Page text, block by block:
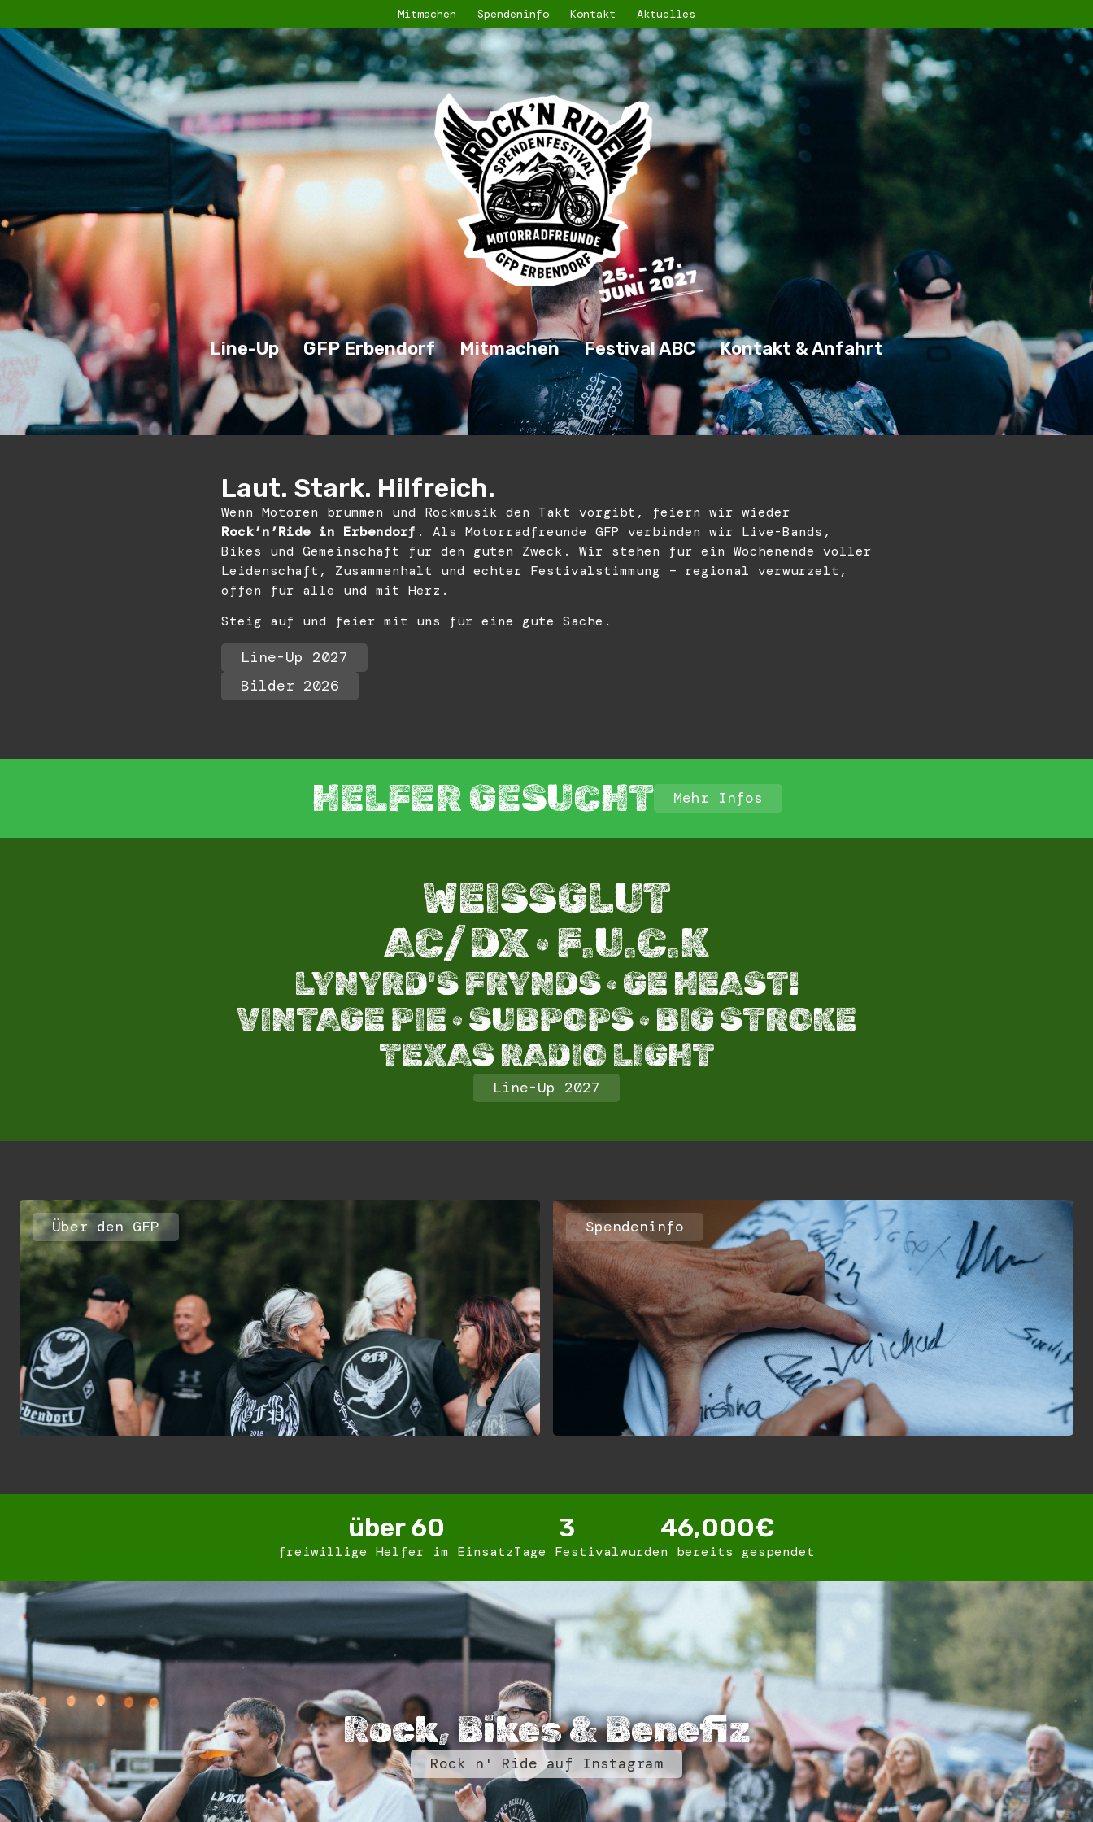
Mitmachen Spendeninfo Kontakt Aktuelles
Line-Up GFP Erbendorf Mitmachen Festival ABC Kontakt & Anfahrt
Laut. Stark. Hilfreich.
Wenn Motoren brummen und Rockmusik den Takt vorgibt, feiern wir wieder
Rock’n’Ride in Erbendorf . Als Motorradfreunde GFP verbinden wir Live-Bands,
Bikes und Gemeinschaft für den guten Zweck. Wir stehen für ein Wochenende voller
Leidenschaft, Zusammenhalt und echter Festivalstimmung – regional verwurzelt,
offen für alle und mit Herz.
Steig auf und feier mit uns für eine gute Sache.
Line-Up 2027
Bilder 2026
HELFER GESUCHT Mehr Infos
WEISSGLUT
AC/DX · F.U.C.K
LYNYRD'S FRYNDS · GE HEAST!
VINTAGE PIE · SUBPOPS · BIG STROKE​
TEXAS RADIO LIGHT​
Line-Up 2027
Über den GFP Spendeninfo
freiwillige Helfer im Einsatz
über 60
Tage Festival
3
wurden bereits gespendet
46,000€
Rock, Bikes & Benefiz
Rock n' Ride auf Instagram